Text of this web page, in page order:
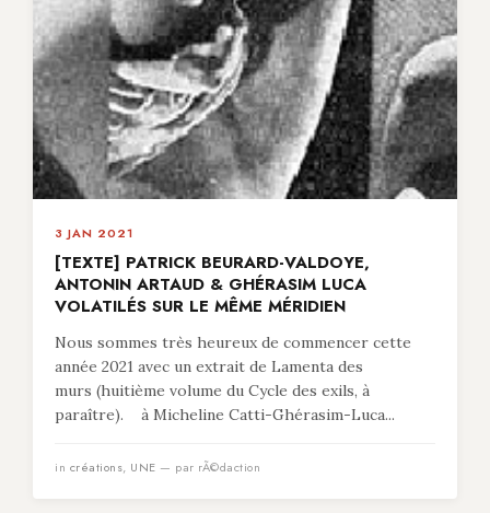
3 JAN 2021
[TEXTE] PATRICK BEURARD-VALDOYE,
ANTONIN ARTAUD & GHÉRASIM LUCA
VOLATILÉS SUR LE MÊME MÉRIDIEN
Nous sommes très heureux de commencer cette
année 2021 avec un extrait de Lamenta des
murs (huitième volume du Cycle des exils, à
paraître). à Micheline Catti-Ghérasim-Luca...
in créations, UNE — par rÃ©daction